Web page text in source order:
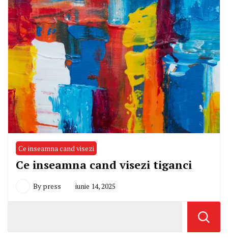
Ce inseamna cand visezi
Ce inseamna cand visezi tiganci
By press iunie 14, 2025